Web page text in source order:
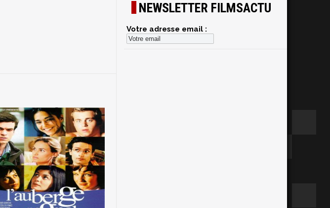
NEWSLETTER FILMSACTU
Votre adresse email :